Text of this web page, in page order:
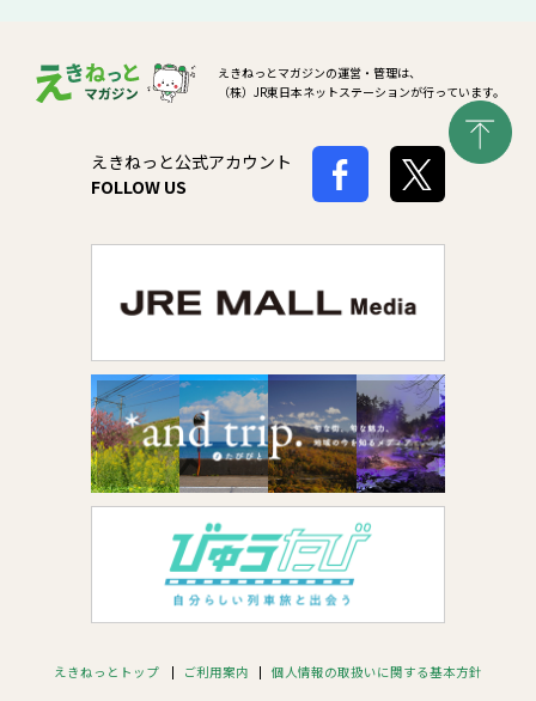
えきねっとマガジンの運営・管理は、
（株）JR東日本ネットステーションが行っています。
えきねっと公式アカウント
FOLLOW US
えきねっとトップ ご利用案内 個人情報の取扱いに関する基本方針